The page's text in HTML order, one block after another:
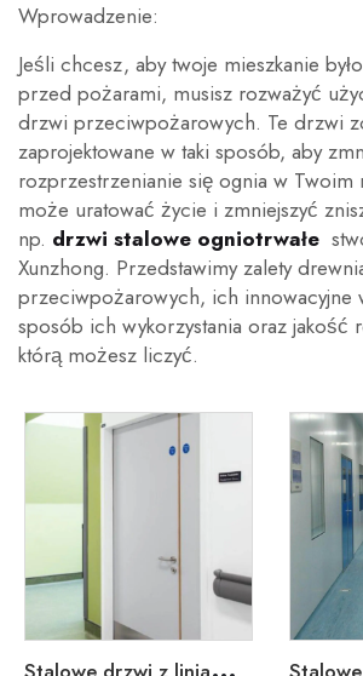
Wprowadzenie:
Jeśli chcesz, aby twoje mieszkanie
przed pożarami, musisz rozważyć
drzwi przeciwpożarowych. Te drzwi
zaprojektowane w taki sposób, aby
rozprzestrzenianie się ognia w Twoim
może uratować życie i zmniejszyć
np. drzwi stalowe ogniotrwałe
Xunzhong. Przedstawimy zalety
przeciwpożarowych, ich innowacyjne
sposób ich wykorzystania oraz jakość
którą możesz liczyć.